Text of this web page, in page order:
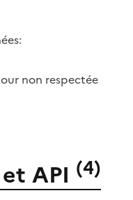
non respectée
API (4)